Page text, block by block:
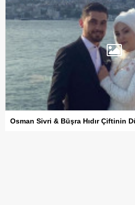
Osman Sivri & Büşra Hıdır Çiftinin